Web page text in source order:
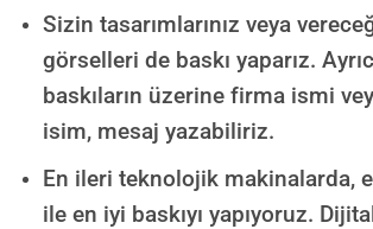
Sizin tasarımlarınız veya
görselleri de baskı yaparız.
baskıların üzerine firma ismi
isim, mesaj yazabiliriz.
En ileri teknolojik makinalarda,
ile en iyi baskıyı yapıyoruz.